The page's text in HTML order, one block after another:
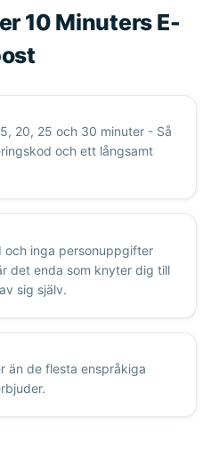
10 Minuters E-
20, 25 och 30 minuter - Så
och ett långsamt
och inga personuppgifter
det enda som knyter dig till
sig själv.
än de flesta enspråkiga